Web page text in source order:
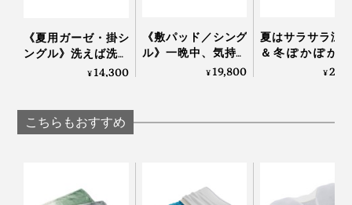
じつは、私たちのカラダのなかで、もっとも活発に働い
脳は、自律神経をとおして、筋肉や臓器といった、すべ
《夏用ガーゼ・掛シ
ングル》洗えば洗う
ほど、空気を含んで
ト」｜ZEPPINハグエ
アー
¥14,300
《敷パッド／シング
ル》一晩中、気持ち
いいヒンヤリ感が続
¥19,800
夏はサラサラ涼
＆冬ぽかぽか
い、敷くだけ「
¥
こちらもおすすめ